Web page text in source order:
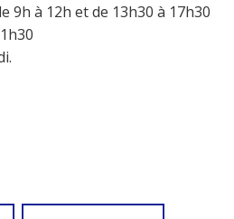
9h à 12h et de 13h30 à 17h30